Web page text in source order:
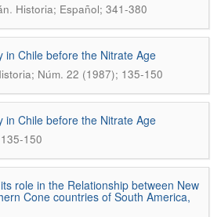
. Historia; Español; 341-380
in Chile before the Nitrate Age
Núm. 22 (1987); 135-150
in Chile before the Nitrate Age
150
role in the Relationship between New
Cone countries of South America,